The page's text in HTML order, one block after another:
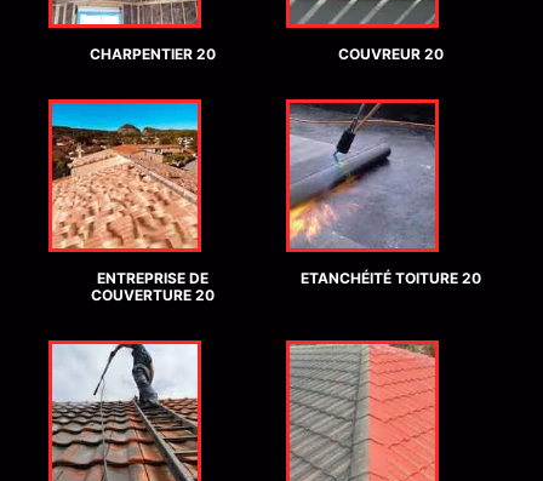
CHARPENTIER 20 COUVREUR 20
ENTREPRISE DE
COUVERTURE 20
ETANCHÉITÉ TOITURE 20